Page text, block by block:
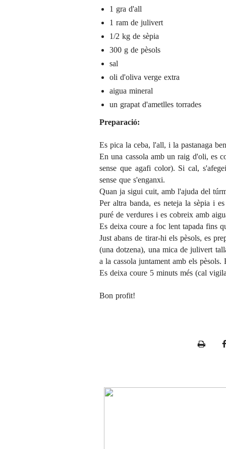
1 gra d'all
1 ram de julivert
1/2 kg de sèpia
300 g de pèsols
sal
oli d'oliva verge extra
aigua mineral
un grapat d'ametlles torrades
Preparació:
Es pica la ceba, l'all, i la pastanaga
En una cassola amb un raig d'oli, es
sense que agafi color). Si cal,
sense que s'enganxi.
Quan ja sigui cuit, amb l'ajuda del
Per altra banda, es neteja la sèpia i
puré de verdures i es cobreix amb
Es deixa coure a foc lent tapada fins
Just abans de tirar-hi els pèsols, es
(una dotzena), una mica de julivert
a la cassola juntament amb els pèsols.
Es deixa coure 5 minuts més (cal
Bon profit!
n